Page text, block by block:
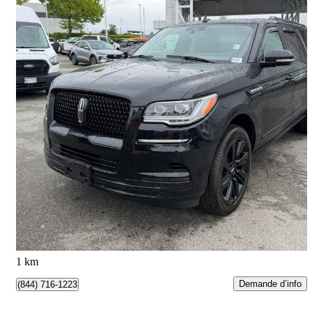
2022 Lincoln Navigator
L Reserve 4WD84 953 km
63 999 $ Bonne affaire
1 122 $/mois env.
Surrey, BC
1 km
(844) 716-1223 Demande d’info